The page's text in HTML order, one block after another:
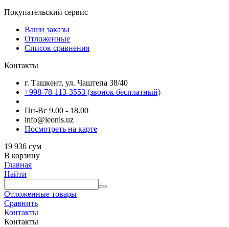
Покупательский сервис
Ваши заказы
Отложенные
Список сравнения
Контакты
г. Ташкент, ул. Чаштепа 38/40
+998-78-113-3553 (звонок бесплатный)
Пн-Вс 9.00 - 18.00
info@leonis.uz
Посмотреть на карте
19 936 сум
В корзину
Главная
Найти
Отложенные товары
Сравнить
Контакты
Контакты